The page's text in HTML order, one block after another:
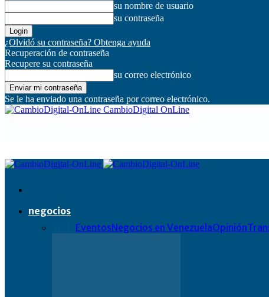
su nombre de usuario
su contraseña
¿Olvidó su contraseña? Obtenga ayuda
Recuperación de contraseña
Recupere su contraseña
su correo electrónico
Se le ha enviado una contraseña por correo electrónico.
CambioDigital OnLine
negocios
EventosNegocios en VenezuelaOpinión